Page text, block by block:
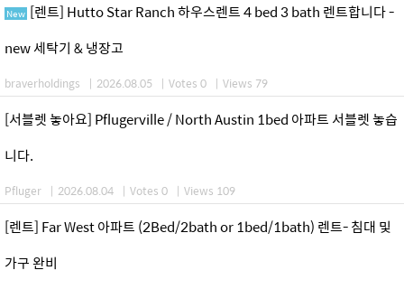
New [렌트] Hutto Star Ranch 하우스렌트 4 bed 3 bath 렌트합니다 -
new 세탁기 & 냉장고
braverholdings | 2026.08.05 | Votes 0 | Views 79
[서블렛 놓아요] Pflugerville / North Austin 1bed 아파트 서블렛 놓습
니다.
Pfluger | 2026.08.04 | Votes 0 | Views 109
[렌트] Far West 아파트 (2Bed/2bath or 1bed/1bath) 렌트- 침대 및
가구 완비